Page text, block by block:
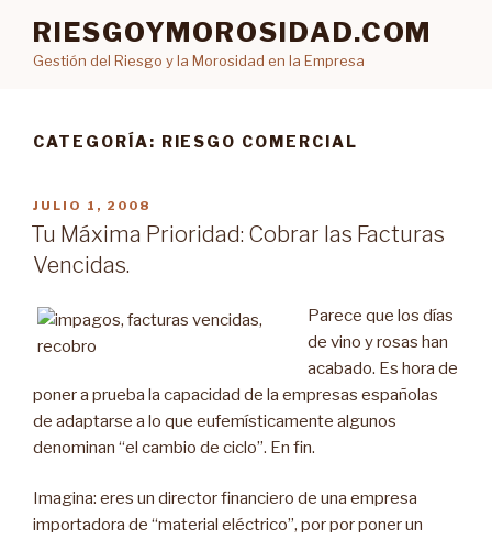
contenido
RIESGOYMOROSIDAD.COM
Gestión del Riesgo y la Morosidad en la Empresa
CATEGORÍA: RIESGO COMERCIAL
PUBLICADO
EN
JULIO 1, 2008
Tu Máxima Prioridad: Cobrar las Facturas
Vencidas.
Parece que los días
de vino y rosas han
acabado. Es hora de
poner a prueba la capacidad de la empresas españolas
de adaptarse a lo que eufemísticamente algunos
denominan “el cambio de ciclo”. En fin.
Imagina: eres un director financiero de una empresa
importadora de “material eléctrico”, por por poner un